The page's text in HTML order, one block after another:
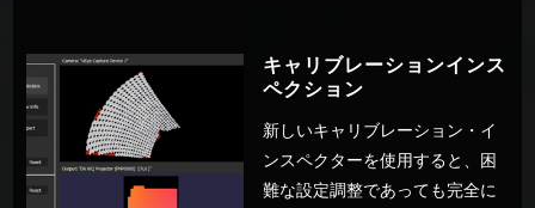
キャリブレーションインス
ペクション
新しいキャリブレーション・イ
ンスペクターを使用すると、困
難な設定調整であっても完全に